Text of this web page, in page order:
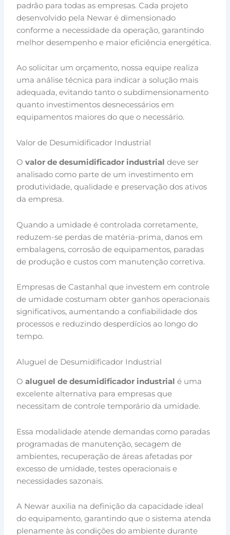
padrão para todas as empresas. Cada projeto
desenvolvido pela Newar é dimensionado
conforme a necessidade da operação, garantindo
melhor desempenho e maior eficiência energética.
Ao solicitar um orçamento, nossa equipe realiza
uma análise técnica para indicar a solução mais
adequada, evitando tanto o subdimensionamento
quanto investimentos desnecessários em
equipamentos maiores do que o necessário.
Valor de Desumidificador Industrial
Ovalor de desumidificador industrial deve ser
analisado como parte de um investimento em
produtividade, qualidade e preservação dos ativos
da empresa.
Quando a umidade é controlada corretamente,
reduzem-se perdas de matéria-prima, danos em
embalagens, corrosão de equipamentos, paradas
de produção e custos com manutenção corretiva.
Empresas de Castanhal que investem em controle
de umidade costumam obter ganhos operacionais
significativos, aumentando a confiabilidade dos
processos e reduzindo desperdícios ao longo do
tempo.
Aluguel de Desumidificador Industrial
Oaluguel de desumidificador industrial é uma
excelente alternativa para empresas que
necessitam de controle temporário da umidade.
Essa modalidade atende demandas como paradas
programadas de manutenção, secagem de
ambientes, recuperação de áreas afetadas por
excesso de umidade, testes operacionais e
necessidades sazonais.
A Newar auxilia na definição da capacidade ideal
do equipamento, garantindo que o sistema atenda
plenamente às condições do ambiente durante